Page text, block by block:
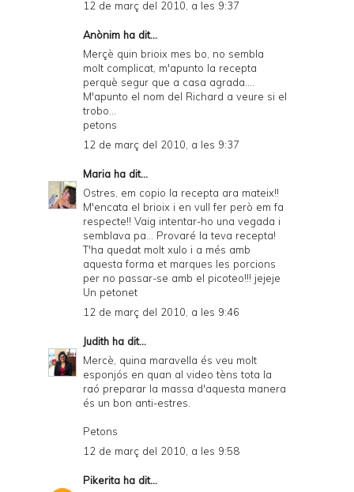
12 de març del 2010, a les 9:37
Anònim ha dit...
Merçè quin brioix mes bo, no sembla
molt complicat, m'apunto la recepta
perquè segur que a casa agrada....
M'apunto el nom del Richard a veure si el
trobo...
petons
12 de març del 2010, a les 9:37
Maria ha dit...
Ostres, em copio la recepta ara mateix!!
M'encata el brioix i en vull fer però em fa
respecte!! Vaig intentar-ho una vegada i
semblava pa... Provaré la teva recepta!
T'ha quedat molt xulo i a més amb
aquesta forma et marques les porcions
per no passar-se amb el picoteo!!! jejeje
Un petonet
12 de març del 2010, a les 9:46
Judith ha dit...
Mercè, quina maravella és veu molt
esponjós en quan al video tèns tota la
raó preparar la massa d'aquesta manera
és un bon anti-estres.
Petons
12 de març del 2010, a les 9:58
Pikerita ha dit...